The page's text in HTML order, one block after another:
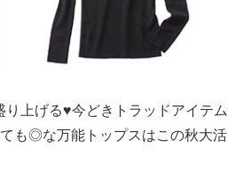
上げる♥今どきトラッドアイテム
も◎な万能トップスはこの秋大活